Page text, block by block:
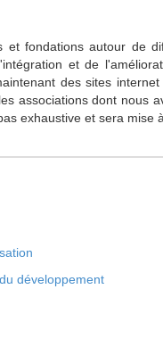
et fondations autour de
et de
des sites
associations dont nous
exhaustive et sera mise
développement